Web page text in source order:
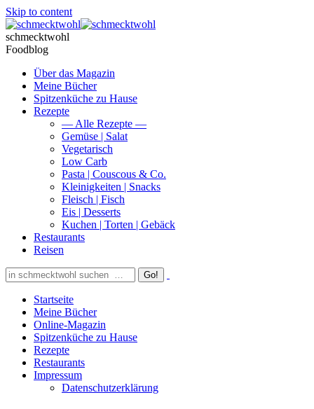
Skip to content
schmecktwohl
Foodblog
Über das Magazin
Meine Bücher
Spitzenküche zu Hause
Rezepte
— Alle Rezepte —
Gemüse | Salat
Vegetarisch
Low Carb
Pasta | Couscous & Co.
Kleinigkeiten | Snacks
Fleisch | Fisch
Eis | Desserts
Kuchen | Torten | Gebäck
Restaurants
Reisen
Startseite
Meine Bücher
Online-Magazin
Spitzenküche zu Hause
Rezepte
Restaurants
Impressum
Datenschutzerklärung